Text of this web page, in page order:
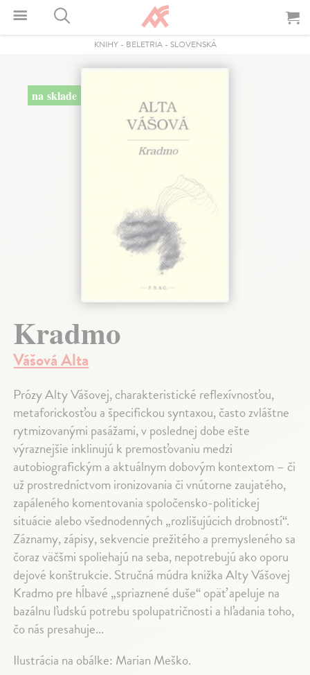
KNIHY- BELETRIA- SLOVENSKÁ
na sklade
Kradmo
Vášová Alta
Prózy Alty Vášovej, charakteristické reflexívnosťou,
metaforickosťou a špecifickou syntaxou, často zvláštne
rytmizovanými pasážami, v poslednej dobe ešte
výraznejšie inklinujú k premosťovaniu medzi
autobiografickým a aktuálnym dobovým kontextom – či
už prostredníctvom ironizovania či vnútorne zaujatého,
zapáleného komentovania spoločensko-politickej
situácie alebo všednodenných „rozlišujúcich drobností“.
Záznamy, zápisy, sekvencie prežitého a premysleného sa
čoraz väčšmi spoliehajú na seba, nepotrebujú ako oporu
dejové konštrukcie. Stručná múdra knižka Alty Vášovej
Kradmo pre hĺbavé „spriaznené duše“ opäť apeluje na
bazálnu ľudskú potrebu spolupatričnosti a hľadania toho,
čo nás presahuje...
Ilustrácia na obálke: Marian Meško.